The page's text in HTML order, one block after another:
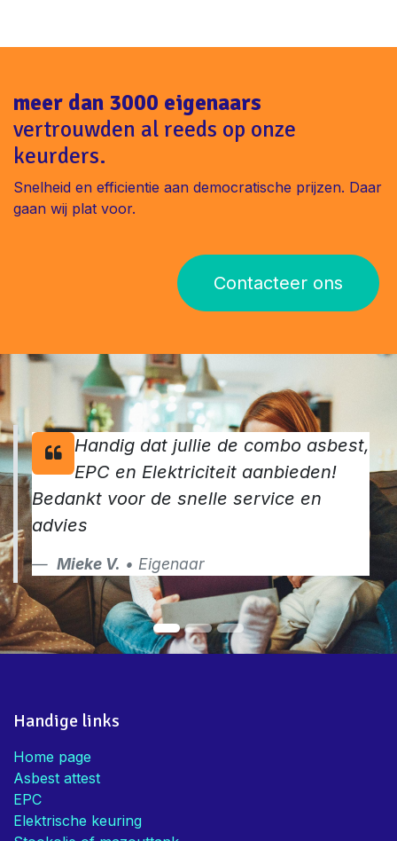
meer dan 3000 eigenaars
vertrouwden al reeds op onze
keurders.
Snelheid en efficientie aan democratische prijzen. Daar
gaan wij plat voor.
Contacteer ons
Handig dat jullie de combo asbest,
EPC en Elektriciteit aanbieden!
Bedankt voor de snelle service en
advies
Mieke V. • Eigenaar
Handige links
Home page
Asbest attest
EPC
Elektrische keuring